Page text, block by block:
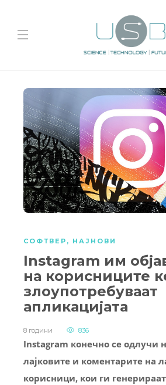
СОФТВЕР , НАЈНОВИ
Instagram им
на корисниците
злоупотребуваат
апликацијата
8 години 836
Instagram конечно се одлучи
лајковите и коментарите на
корисници, кои ги